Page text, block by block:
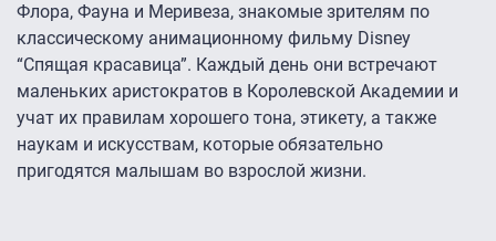
Флора, Фауна и Меривеза, знакомые зрителям по
классическому анимационному фильму Disney
“Спящая красавица”. Каждый день они встречают
маленьких аристократов в Королевской Академии и
учат их правилам хорошего тона, этикету, а также
наукам и искусствам, которые обязательно
пригодятся малышам во взрослой жизни.